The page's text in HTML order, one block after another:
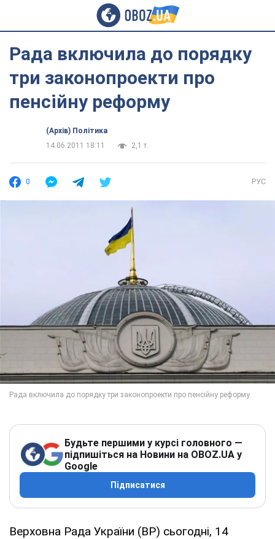
Рада включила до порядку
три законопроекти про
пенсійну реформу
(Архів) Політика
14.06.2011 18:11
2,1 т.
0 РУС
Будьте першими у курсі головного —
підпишіться на Новини на OBOZ.UA у
Google
Підписатися
Верховна Рада України (ВР) сьогодні, 14